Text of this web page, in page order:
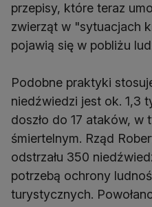
przepisy, które teraz
zwierząt w "sytuacjach
pojawią się w pobliżu
Podobne praktyki
niedźwiedzi jest ok. 1,3
doszło do 17 ataków,
śmiertelnym. Rząd
odstrzału 350
potrzebą ochrony
turystycznych.